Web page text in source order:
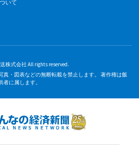
いて
株式会社 All rights reserved.
真・図表などの無断転載を禁止します。 著作権は飯
に属します。